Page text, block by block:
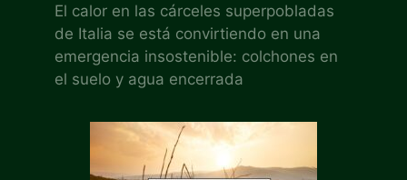
El calor en las cárceles superpobladas
de Italia se está convirtiendo en una
emergencia insostenible: colchones en
el suelo y agua encerrada